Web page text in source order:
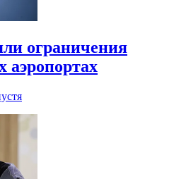
ограничения
аэропортах